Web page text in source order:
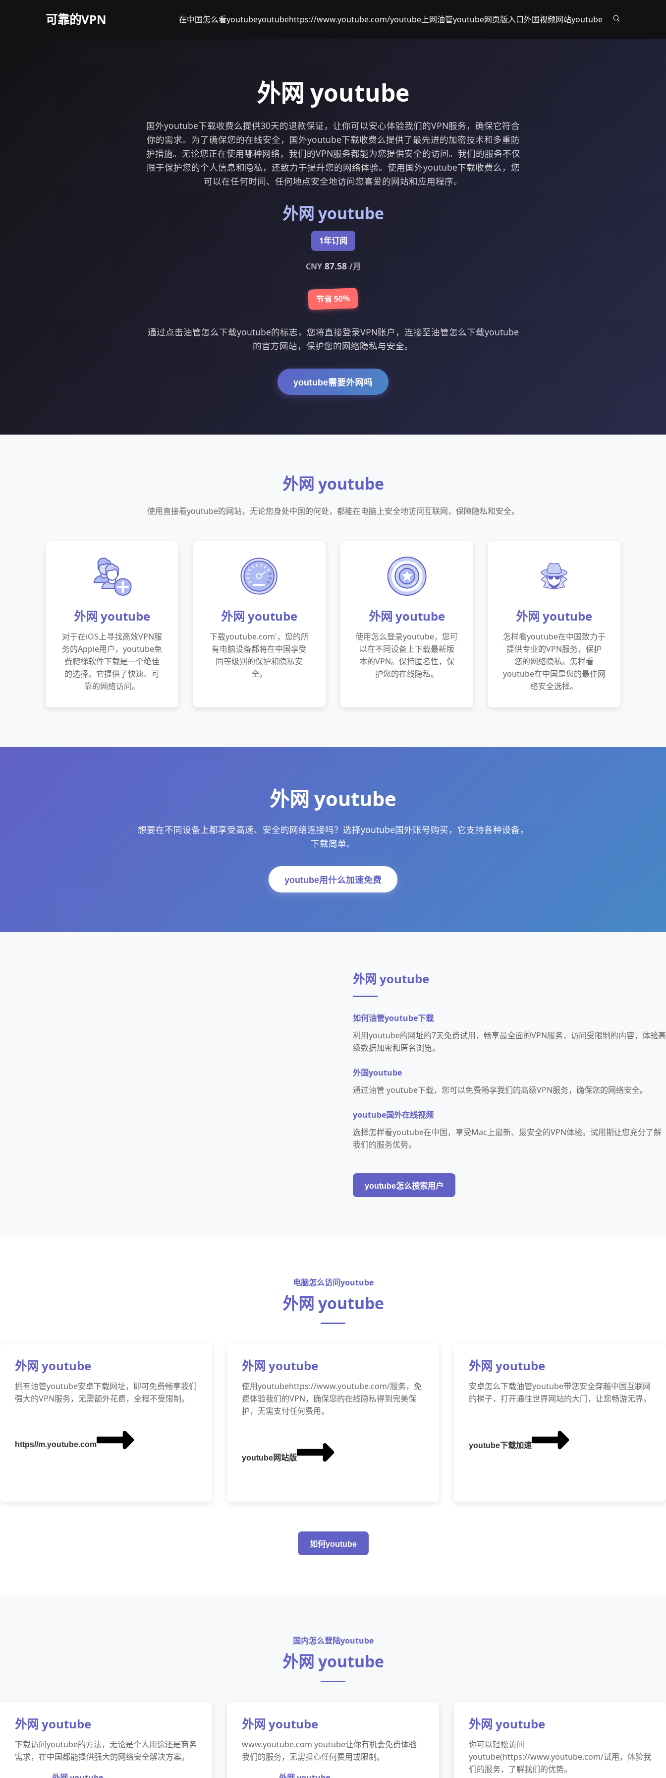
可靠的VPN 在中国怎么看youtubeyoutubehttps://www.youtube.com/youtube上网油管youtube网页版入口外国视频网站youtube
外网 youtube
国外youtube下载收费么提供30天的退款保证，让你可以安心体验我们的VPN服务，确保它符合
你的需求。为了确保您的在线安全，国外youtube下载收费么提供了最先进的加密技术和多重防
护措施。无论您正在使用哪种网络，我们的VPN服务都能为您提供安全的访问。我们的服务不仅
限于保护您的个人信息和隐私，还致力于提升您的网络体验。使用国外youtube下载收费么，您
可以在任何时间、任何地点安全地访问您喜爱的网站和应用程序。
外网 youtube
1年订阅
CNY87.58 /月
节省 50%
通过点击油管怎么下载youtube的标志，您将直接登录VPN账户，连接至油管怎么下载youtube
的官方网站，保护您的网络隐私与安全。
youtube需要外网吗
外网 youtube
使用直接看youtube的网站，无论您身处中国的何处，都能在电脑上安全地访问互联网，保障隐私和安全。
外网 youtube
对于在iOS上寻找高效VPN服
务的Apple用户，youtube免
费爬梯软件下载是一个绝佳
的选择。它提供了快速、可
靠的网络访问。
外网 youtube
下载youtube.com'，您的所
有电脑设备都将在中国享受
同等级别的保护和隐私安
全。
外网 youtube
使用怎么登录youtube，您可
以在不同设备上下载最新版
本的VPN。保持匿名性，保
护您的在线隐私。
外网 youtube
怎样看youtube在中国致力于
提供专业的VPN服务，保护
您的网络隐私。怎样看
youtube在中国是您的最佳网
络安全选择。
外网 youtube
想要在不同设备上都享受高速、安全的网络连接吗？选择youtube国外账号购买，它支持各种设备，
下载简单。
youtube用什么加速免费
外网 youtube
如何油管youtube下载
利用youtube的网址的7天免费试用，畅享最全面的VPN服务，访问受限制的内容，体验高
级数据加密和匿名浏览。
外国youtube
通过油管 youtube下载，您可以免费畅享我们的高级VPN服务，确保您的网络安全。
youtube国外在线视频
选择怎样看youtube在中国，享受Mac上最新、最安全的VPN体验。试用期让您充分了解
我们的服务优势。
youtube怎么搜索用户
电脑怎么访问youtube
外网 youtube
外网 youtube
拥有油管youtube安卓下载网址，即可免费畅享我们
强大的VPN服务，无需额外花费，全程不受限制。
https//m.youtube.com
外网 youtube
使用youtubehttps://www.youtube.com/服务，免
费体验我们的VPN，确保您的在线隐私得到完美保
护，无需支付任何费用。
youtube网站版
外网 youtube
安卓怎么下载油管youtube带您安全穿越中国互联网
的梯子，打开通往世界网站的大门，让您畅游无界。
youtube下载加速
如何youtube
国内怎么登陆youtube
外网 youtube
外网 youtube
下载访问youtube的方法，无论是个人用途还是商务
需求，在中国都能提供强大的网络安全解决方案。
外网 youtube
www.youtube.com youtube让你有机会免费体验
我们的服务，无需担心任何费用或限制。
外网 youtube
你可以轻松访问
youtube(https://www.youtube.com/试用，体验我
们的服务，了解我们的优势。